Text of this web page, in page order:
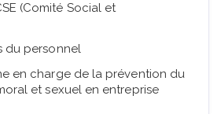
(Comité Social et
du personnel
en charge de la prévention du
et sexuel en entreprise